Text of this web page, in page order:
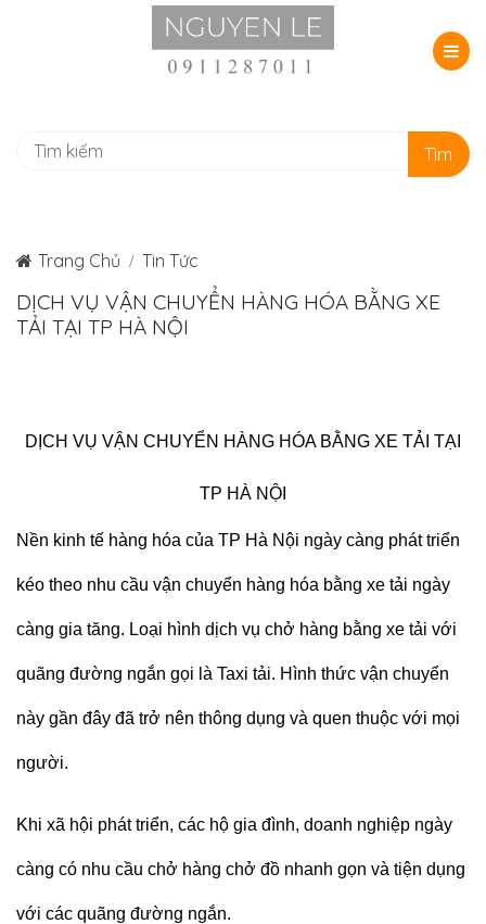
Tìm
Trang Chủ Tin Tức
DỊCH VỤ VẬN CHUYỂN HÀNG HÓA BẰNG XE
TẢI TẠI TP HÀ NỘI
DỊCH VỤ VẬN CHUYỂN HÀNG HÓA BẰNG XE TẢI TẠI
TP HÀ NỘI
Nền kinh tế hàng hóa của TP Hà Nội ngày càng phát triển
kéo theo nhu cầu vận chuyển hàng hóa bằng xe tải ngày
càng gia tăng. Loại hình dịch vụ chở hàng bằng xe tải với
quãng đường ngắn gọi là Taxi tải. Hình thức vận chuyển
này gần đây đã trở nên thông dụng và quen thuộc với mọi
người.
Khi xã hội phát triển, các hộ gia đình, doanh nghiệp ngày
càng có nhu cầu chở hàng chở đồ nhanh gọn và tiện dụng
với các quãng đường ngắn.